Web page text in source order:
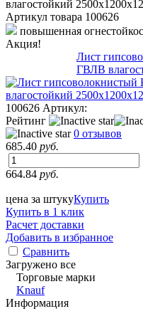
Артикул товара 100626
повышенная
Акция!
Лист
ГВЛВ
100626 Артикул:
Рейтинг
0 отзывов
685.40 руб.
664.84 руб.
цена за штукуКупить
Купить в 1 клик
Расчет доставки
Добавить в избранное
Сравнить
Загружено все
Торговые марки
Knauf
Информация